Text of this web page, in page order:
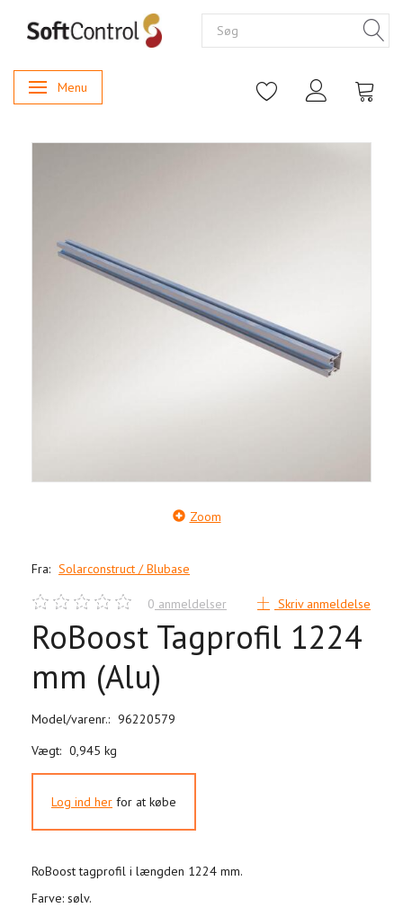
Skifte navigation
Menu
Zoom
Fra: Solarconstruct / Blubase
0 anmeldelser Skriv anmeldelse
RoBoost Tagprofil 1224
mm (Alu)
Model/varenr.: 96220579
Vægt: 0,945 kg
Log ind her for at købe
RoBoost tagprofil i længden 1224 mm.
Farve: sølv.